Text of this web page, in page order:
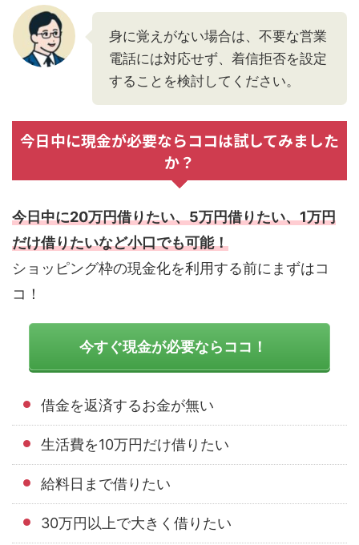
身に覚えがない場合は、不要な営業
電話には対応せず、着信拒否を設定
することを検討してください。
今日中に現金が必要ならココは試してみました
か？
今日中に20万円借りたい、5万円借りたい、1万円
だけ借りたいなど小口でも可能！
ショッピング枠の現金化を利用する前にまずはコ
コ！
今すぐ現金が必要ならココ！
借金を返済するお金が無い
生活費を10万円だけ借りたい
給料日まで借りたい
30万円以上で大きく借りたい